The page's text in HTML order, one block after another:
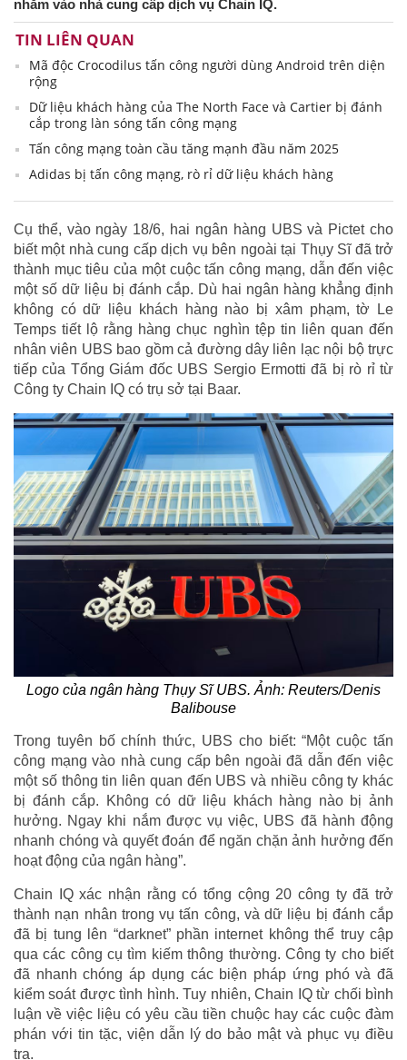
nhằm vào nhà cung cấp dịch vụ Chain IQ.
TIN LIÊN QUAN
Mã độc Crocodilus tấn công người dùng Android trên diện
rộng
Dữ liệu khách hàng của The North Face và Cartier bị đánh
cắp trong làn sóng tấn công mạng
Tấn công mạng toàn cầu tăng mạnh đầu năm 2025
Adidas bị tấn công mạng, rò rỉ dữ liệu khách hàng
Cụ thể, vào ngày 18/6, hai ngân hàng UBS và Pictet cho
biết một nhà cung cấp dịch vụ bên ngoài tại Thụy Sĩ đã trở
thành mục tiêu của một cuộc tấn công mạng, dẫn đến việc
một số dữ liệu bị đánh cắp. Dù hai ngân hàng khẳng định
không có dữ liệu khách hàng nào bị xâm phạm, tờ Le
Temps tiết lộ rằng hàng chục nghìn tệp tin liên quan đến
nhân viên UBS bao gồm cả đường dây liên lạc nội bộ trực
tiếp của Tổng Giám đốc UBS Sergio Ermotti đã bị rò rỉ từ
Công ty Chain IQ có trụ sở tại Baar.
Logo của ngân hàng Thụy Sĩ UBS. Ảnh: Reuters/Denis
Balibouse
Trong tuyên bố chính thức, UBS cho biết: “Một cuộc tấn
công mạng vào nhà cung cấp bên ngoài đã dẫn đến việc
một số thông tin liên quan đến UBS và nhiều công ty khác
bị đánh cắp. Không có dữ liệu khách hàng nào bị ảnh
hưởng. Ngay khi nắm được vụ việc, UBS đã hành động
nhanh chóng và quyết đoán để ngăn chặn ảnh hưởng đến
hoạt động của ngân hàng”.
Chain IQ xác nhận rằng có tổng cộng 20 công ty đã trở
thành nạn nhân trong vụ tấn công, và dữ liệu bị đánh cắp
đã bị tung lên “darknet” phần internet không thể truy cập
qua các công cụ tìm kiếm thông thường. Công ty cho biết
đã nhanh chóng áp dụng các biện pháp ứng phó và đã
kiểm soát được tình hình. Tuy nhiên, Chain IQ từ chối bình
luận về việc liệu có yêu cầu tiền chuộc hay các cuộc đàm
phán với tin tặc, viện dẫn lý do bảo mật và phục vụ điều
tra.